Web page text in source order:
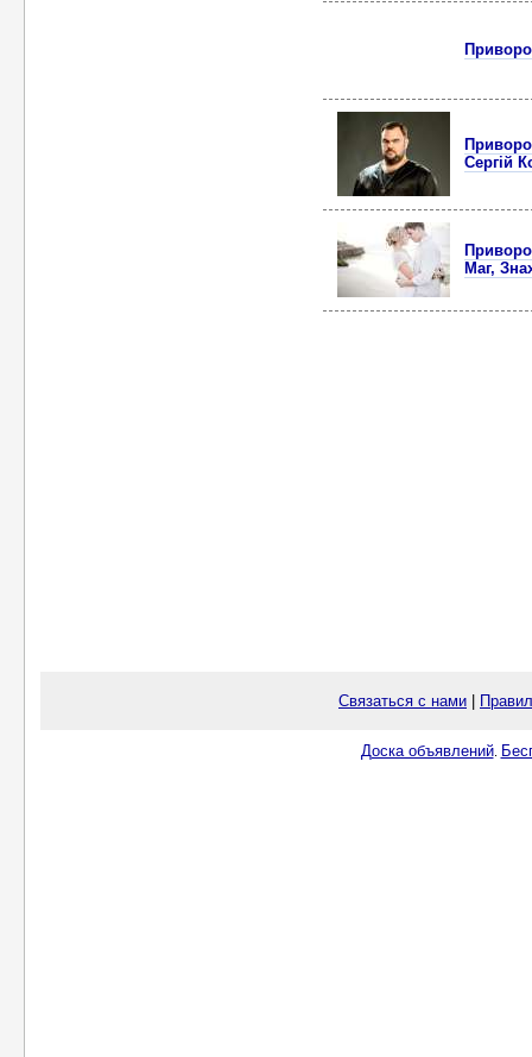
Сергій
Маг,
Связаться с нами
Доска объявлений.